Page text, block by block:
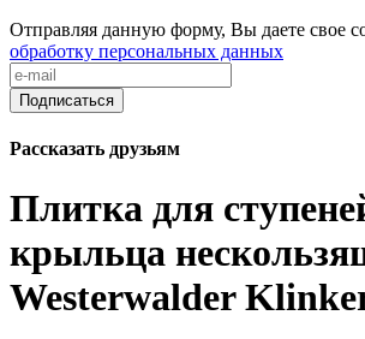
Отправляя данную форму, Вы даете свое
обработку персональных данных
Подписаться
Рассказать друзьям
Плитка для
крыльца
Westerwalder